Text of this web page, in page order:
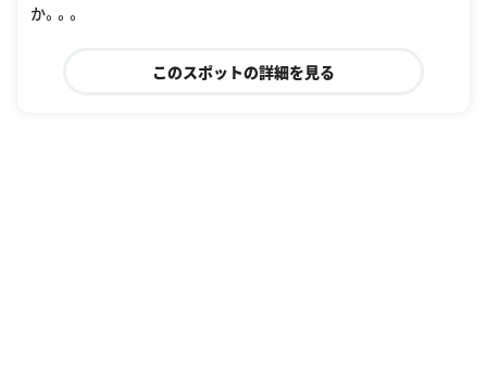
か。。。
このスポットの詳細を見る